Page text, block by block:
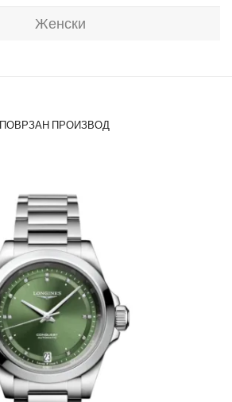
Женски
ПОВРЗАН ПРОИЗВОД